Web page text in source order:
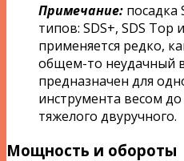
Примечание: посадка
типов: SDS+, SDS Top
применяется редко,
общем-то неудачный
предназначен для
инструмента весом до
тяжелого двуручного.
Мощность и обороты